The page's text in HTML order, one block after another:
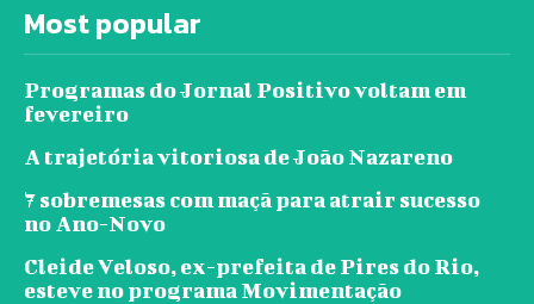
Most popular
Programas do Jornal Positivo voltam em
fevereiro
A trajetória vitoriosa de João Nazareno
7 sobremesas com maçã para atrair sucesso
no Ano-Novo
Cleide Veloso, ex-prefeita de Pires do Rio,
esteve no programa Movimentação